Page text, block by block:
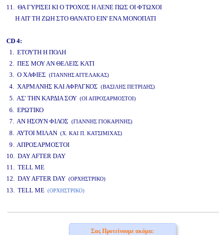
11. ΘΑ ΓΥΡΙΣΕΙ ΚΙ Ο ΤΡΟΧΟΣ Η ΛΕΝΕ ΠΩΣ ΟΙ ΦΤΩΧΟΙ
Η ΑΠ' ΤΗ ΖΩΗ ΣΤΟ ΘΑΝΑΤΟ ΕΙΝ' ΕΝΑ ΜΟΝΟΠΑΤΙ
CD 4:
1. ΕΤΟΥΤΗ Η ΠΟΛΗ
2. ΠΕΣ ΜΟΥ ΑΝ ΘΕΛΕΙΣ ΚΑΤΙ
3. Ο ΧΑΦΙΕΣ (ΓΙΑΝΝΗΣ ΑΓΓΕΛΑΚΑΣ)
4. ΧΑΡΜΑΝΗΣ ΚΑΙ ΑΦΡΑΓΚΟΣ (ΒΑΣΙΛΗΣ ΠΕΤΡΙΔΗΣ)
5. ΑΣ' ΤΗΝ ΚΑΡΔΙΑ ΣΟΥ (ΟΙ ΑΠΡΟΣΑΡΜΟΣΤΟΙ)
6. ΕΡΩΤΙΚΟ
7. ΑΝ ΗΣΟΥΝ ΦΙΛΟΣ (ΓΙΑΝΝΗΣ ΓΙΟΚΑΡΙΝΗΣ)
8. ΑΥΤΟΙ ΜΙΛΑΝ (Χ. ΚΑΙ Π. ΚΑΤΣΙΜΙΧΑΣ)
9. ΑΠΡΟΣΑΡΜΟΣΤΟΙ
10. DAY AFTER DAY
11. TELL ME
12. DAY AFTER DAY (ΟΡΧΗΣΤΡΙΚΟ)
13. TELL ME (ΟΡΧΗΣΤΡΙΚΟ)
Σας Προτείνουμε ακόμα: